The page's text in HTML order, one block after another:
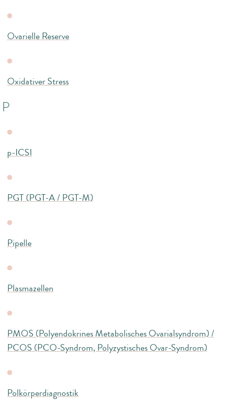
Ovarielle Reserve
Oxidativer Stress
P
p-ICSI
PGT (PGT-A / PGT-M)
Pipelle
Plasmazellen
PMOS (Polyendokrines Metabolisches Ovarialsyndrom) /
PCOS (PCO-Syndrom, Polyzystisches Ovar-Syndrom)
Polkörperdiagnostik